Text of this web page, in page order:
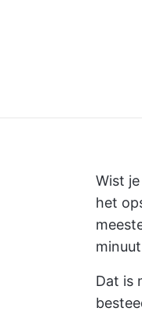
Wist
het
minuut
Dat is